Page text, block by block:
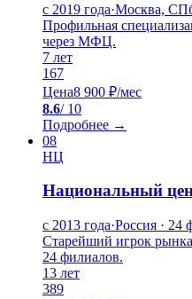
с 2019 года·Москва,
Профильная
через МФЦ.
7 лет
167
Цена8 900 ₽/мес
8.6/ 10
Подробнее →
08
НЦ
Национальный
с 2013 года·Россия · 24
Старейший игрок
24 филиалов.
13 лет
389